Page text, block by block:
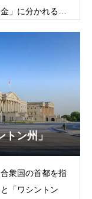
」に分かれる。
トン州」
衆国の首都を指
「ワシントン